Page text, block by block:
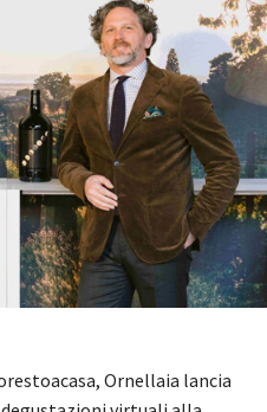
Ornellaia lancia